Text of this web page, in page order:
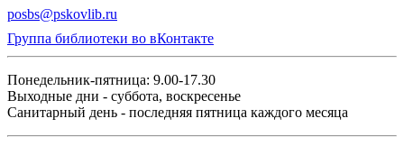
posbs@pskovlib.ru
Группа библиотеки во вКонтакте
Понедельник-пятница: 9.00-17.30
Выходные дни - суббота, воскресенье
Санитарный день - последняя пятница каждого месяца